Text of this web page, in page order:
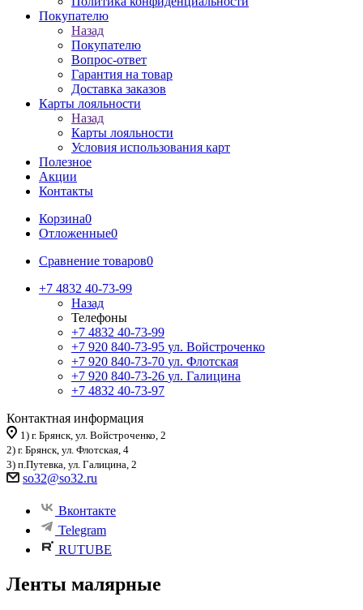
Покупателю
Назад
Покупателю
Вопрос-ответ
Гарантия на товар
Доставка заказов
Карты лояльности
Назад
Карты лояльности
Условия использования карт
Полезное
Акции
Контакты
Корзина0
Отложенные0
Сравнение товаров0
+7 4832 40-73-99
Назад
Телефоны
+7 4832 40-73-99
+7 920 840-73-95 ул. Войстроченко
+7 920 840-73-70 ул. Флотская
+7 920 840-73-26 ул. Галицина
+7 4832 40-73-97
Контактная информация
1) г. Брянск, ул. Войстроченко, 2
2) г. Брянск, ул. Флотская, 4
3) п.Путевка, ул. Галицина, 2
so32@so32.ru
Вконтакте
Telegram
RUTUBE
Ленты малярные